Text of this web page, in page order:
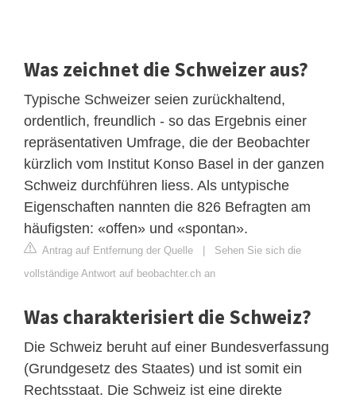
Was zeichnet die Schweizer aus?
Typische Schweizer seien zurückhaltend,
ordentlich, freundlich - so das Ergebnis einer
repräsentativen Umfrage, die der Beobachter
kürzlich vom Institut Konso Basel in der ganzen
Schweiz durchführen liess. Als untypische
Eigenschaften nannten die 826 Befragten am
häufigsten: «offen» und «spontan».
Antrag auf Entfernung der Quelle | Sehen Sie sich die
vollständige Antwort auf beobachter.ch an
Was charakterisiert die Schweiz?
Die Schweiz beruht auf einer Bundesverfassung
(Grundgesetz des Staates) und ist somit ein
Rechtsstaat. Die Schweiz ist eine direkte